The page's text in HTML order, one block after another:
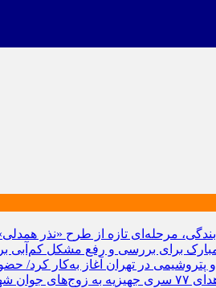
مرحله‌ای تازه از طرح «نذر
برای بررسی و رفع مشکل کم‌آبی
پتروشیمی در تهران آغاز به‌کار کرد/
به زوج‌های جوان شهرستان‌های جنوبی استان بوشهر توسط پتروشیمی جم